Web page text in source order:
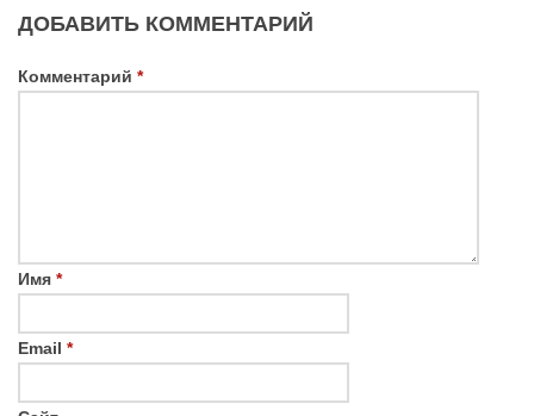
ДОБАВИТЬ КОММЕНТАРИЙ
Комментарий *
Имя *
Email *